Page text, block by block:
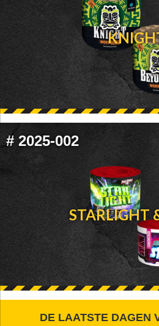
# 2025-002
STARLIGHT
FOOTER
DE LAATSTE DAGEN